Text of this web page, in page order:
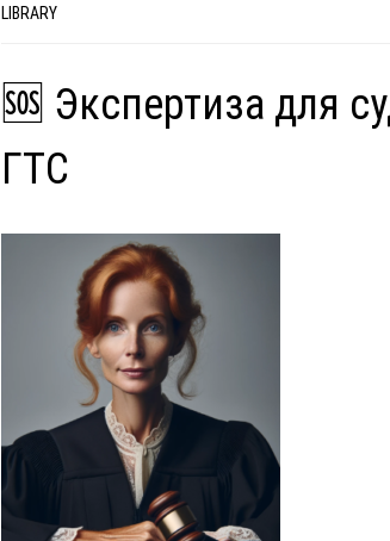
LIBRARY
🆘 Экспертиза для
ГТС